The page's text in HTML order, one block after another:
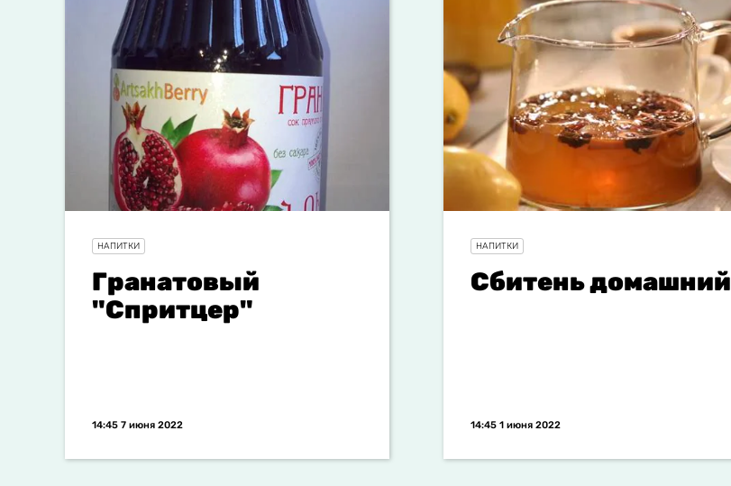
НАПИТКИ
Гранатовый
"Спритцер"
14:45 7 июня 2022
НАПИТКИ
Сбитень домашний
14:45 1 июня 2022